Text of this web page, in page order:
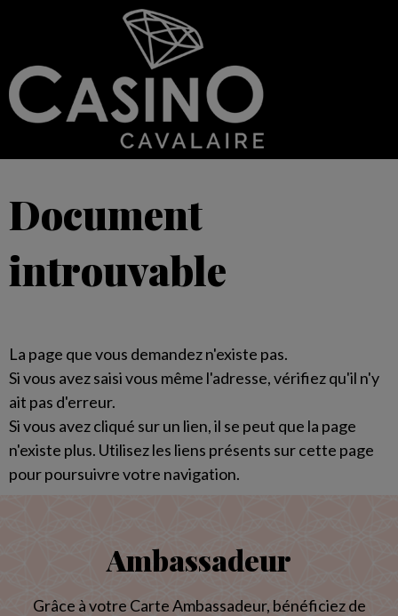
Document
introuvable
La page que vous demandez n'existe pas.
Si vous avez saisi vous même l'adresse, vérifiez qu'il n'y
ait pas d'erreur.
Si vous avez cliqué sur un lien, il se peut que la page
n'existe plus. Utilisez les liens présents sur cette page
pour poursuivre votre navigation.
Ambassadeur
Grâce à votre Carte Ambassadeur, bénéficiez de